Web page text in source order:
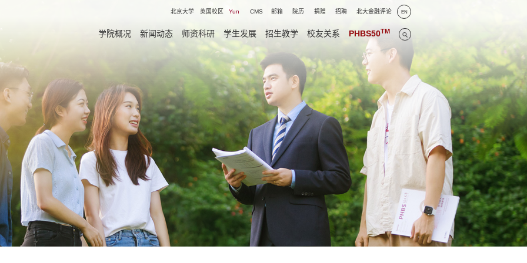
北京大学 英国校区 Yun CMS 邮箱 院历 捐赠 招聘 北大金融评论 EN
学院概况 新闻动态 师资科研 学生发展 招生教学 校友关系 PHBS50TM